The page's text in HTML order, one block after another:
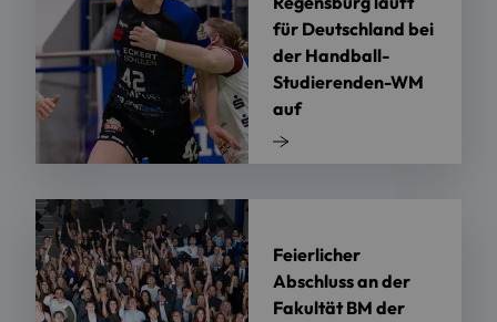
für Deutschland bei
der Handball-
Studierenden-WM
auf
Feierlicher
Abschluss an der
Fakultät BM der